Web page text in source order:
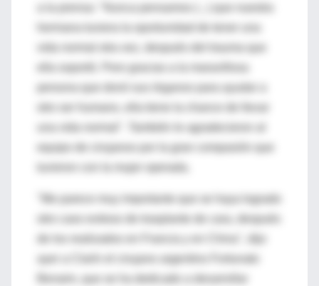
persona que donó sus órganos para ayudar a
una vida normal". También le agradecieron al
equipo de cirujanos por la gran compasión que
"Me parece muy importante que se haya logrado
ayer a Clarín el cirujano argentino Fortunato